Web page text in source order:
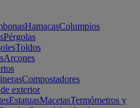
HamacasColumpios
Pérgolas
Toldos
Arcones
Compostadores
exterior
EstatuasMacetasTermómetros y